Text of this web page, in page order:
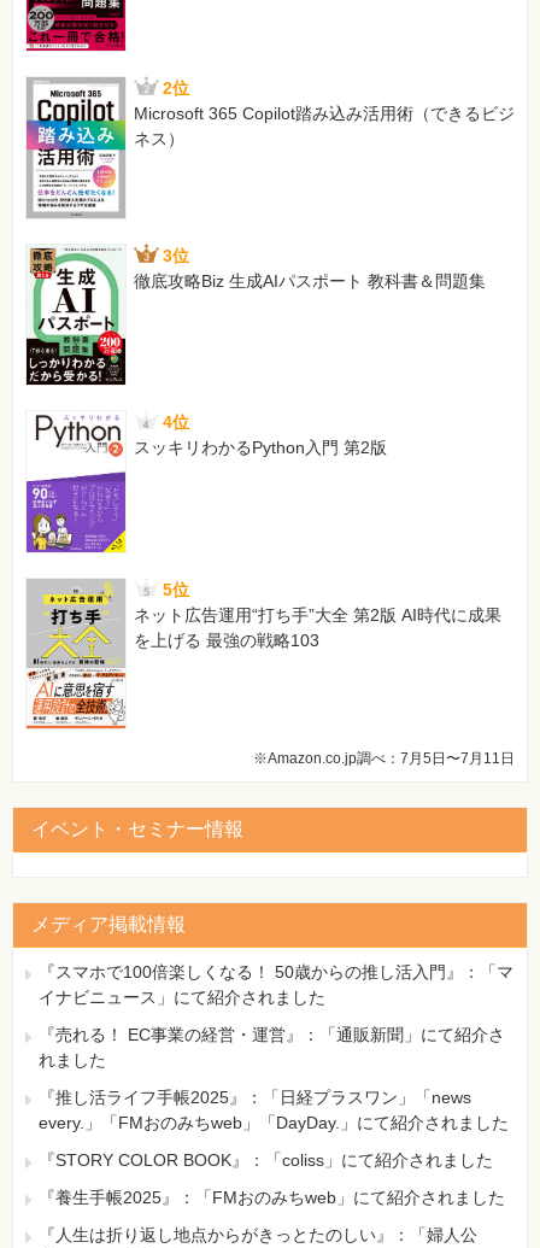
11 }
【 第2刷にて修正 】
146ページ 練習4-4 1-6行目
[誤]
#include <stdio.h>
#include <stdbool.h>
typedef char String[1024];
int main(void)
[正]
#include <stdio.h>
#include <stdbool.h>
int main(void)
※4・5行目をトル
【 第2刷にて修正 】
159ページ リスト5-4
[誤]
[正]
13 srand((unsigned)time(0UL));
159ページ リスト5-4 記述漏れで新行追加
[誤]
13 srand((unsigned)time(0UL));
14 int fortune = rand() % 4 + 1;
171ページ ページ上部 構文囲み
[誤]
while(true) {…} または while(1)
while(true) {…} または while(1) {…}
【 第3刷にて修正 】
191ページ 本文1行目
さて、実際に図6-3のようなモンスター構造体を
[正]
さて、実際に図6-2のようなモンスター構造体を
2位
Microsoft 365 Copilot踏み込み活用術（できるビジ
ネス）
3位
徹底攻略Biz 生成AIパスポート 教科書＆問題集
4位
スッキリわかるPython入門 第2版
5位
ネット広告運用“打ち手”大全 第2版 AI時代に成果
を上げる 最強の戦略103
※Amazon.co.jp調べ：7月5日〜7月11日
イベント・セミナー情報
メディア掲載情報
『スマホで100倍楽しくなる！ 50歳からの推し活入門』：「マ
イナビニュース」にて紹介されました
『売れる！ EC事業の経営・運営』：「通販新聞」にて紹介さ
れました
『推し活ライフ手帳2025』：「日経プラスワン」「news
every.」「FMおのみちweb」「DayDay.」にて紹介されました
『STORY COLOR BOOK』：「coliss」にて紹介されました
『養生手帳2025』：「FMおのみちweb」にて紹介されました
『人生は折り返し地点からがきっとたのしい』：「婦人公